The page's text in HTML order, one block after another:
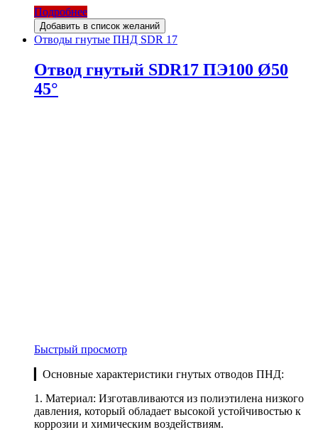
Подробнее
Добавить в список желаний
Отводы гнутые ПНД SDR 17
Отвод гнутый SDR17 ПЭ100 Ø50
45°
Быстрый просмотр
▎Основные характеристики гнутых отводов ПНД:
1. Материал: Изготавливаются из полиэтилена низкого
давления, который обладает высокой устойчивостью к
коррозии и химическим воздействиям.